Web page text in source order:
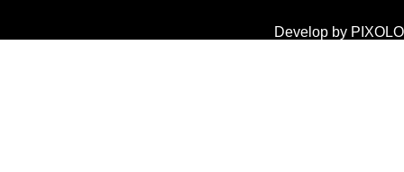
Develop by PIXOLO